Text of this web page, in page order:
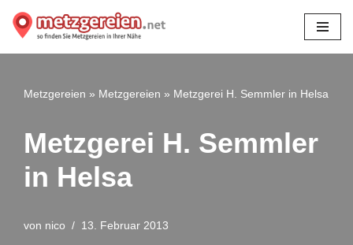
Zum
Metzgereien » Metzgereien » Metzgerei H. Semmler in Helsa
Metzgerei H. Semmler
in Helsa
von nico 13. Februar 2013